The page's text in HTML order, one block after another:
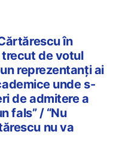
în
trecut de votul
reprezentanți ai
unde s-
de admitere a
fals” / “Nu
nu va